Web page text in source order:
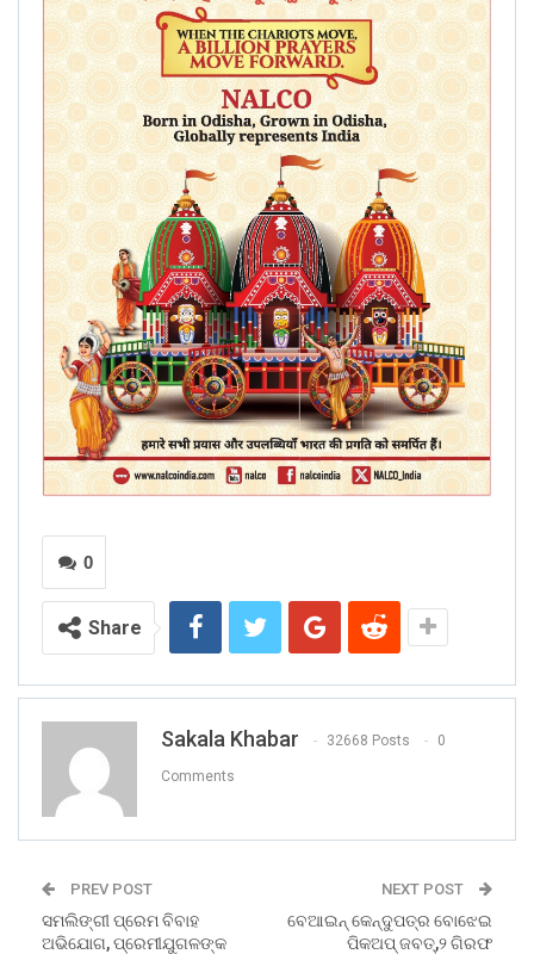
0
Share
Sakala Khabar 32668 Posts 0
Comments
PREV POST
ସମଲିଙ୍ଗୀ ପ୍ରେମ ବିବାହ
ଅଭିଯୋଗ, ପ୍ରେମୀଯୁଗଳଙ୍କ
NEXT POST
ବେଆଇନ୍ କେନ୍ଦୁପତ୍ର ବୋଝେଇ
ପିକଅପ୍ ଜବତ୍,୨ ଗିରଫ